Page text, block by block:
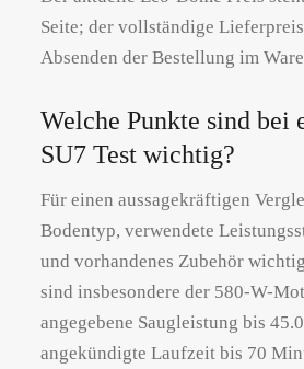
Seite; der vollständige
Absenden der Bestellung im
Welche Punkte sind bei
SU7 Test wichtig?
Für einen aussagekräftigen
Bodentyp, verwendete
und vorhandenes Zubehör
sind insbesondere der 580-W-
angegebene Saugleistung bis
angekündigte Laufzeit bis 70